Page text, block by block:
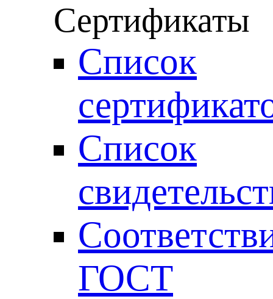
Сертификаты
Список
Список
ГОСТ